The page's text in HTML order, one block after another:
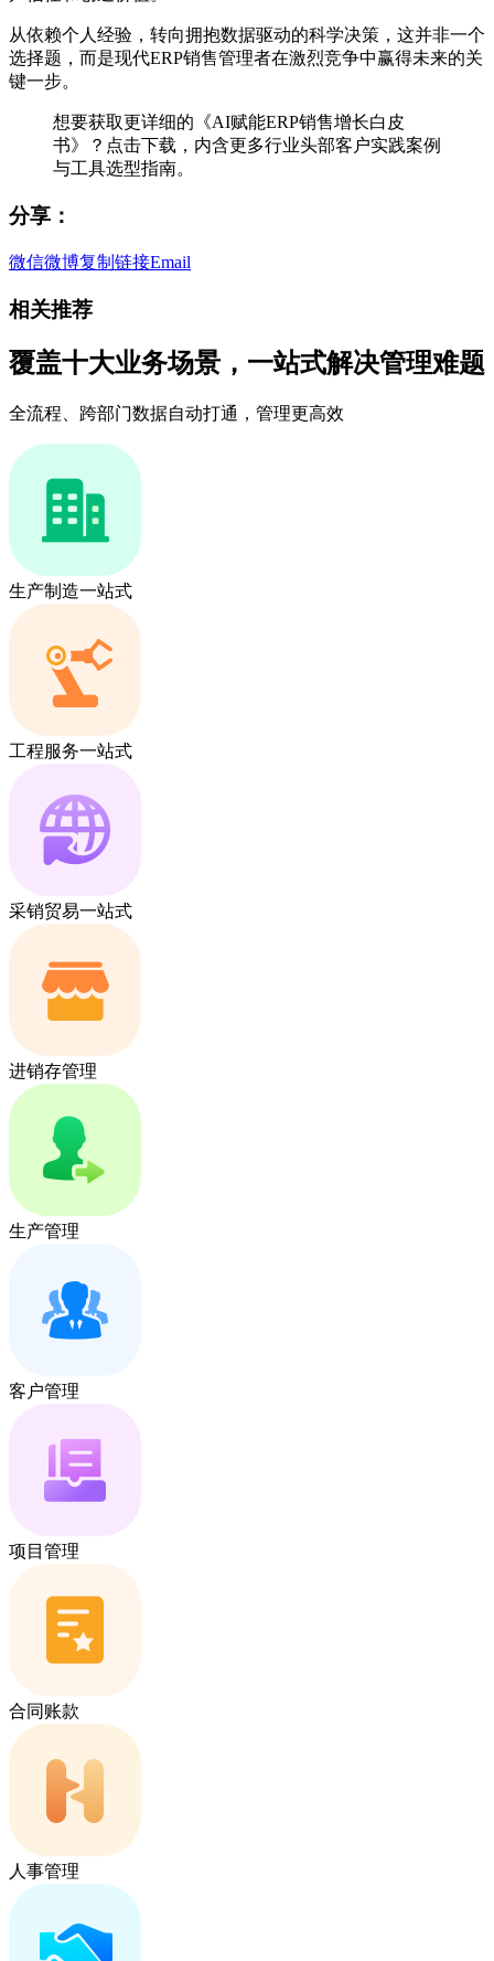
从依赖个人经验，转向拥抱数据驱动的科学决策，这并非一个
选择题，而是现代ERP销售管理者在激烈竞争中赢得未来的关
键一步。
想要获取更详细的《AI赋能ERP销售增长白皮
书》？点击下载，内含更多行业头部客户实践案例
与工具选型指南。
分享：
微信微博复制链接Email
相关推荐
覆盖十大业务场景，一站式解决管理难题
全流程、跨部门数据自动打通，管理更高效
生产制造一站式
工程服务一站式
采销贸易一站式
进销存管理
生产管理
客户管理
项目管理
合同账款
人事管理